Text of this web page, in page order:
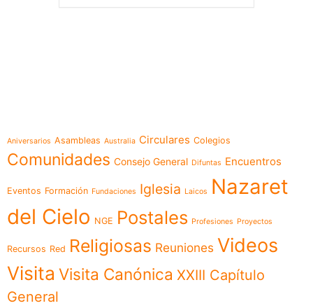
Aniversarios Asambleas Australia Circulares Colegios
Comunidades Consejo General Difuntas Encuentros
Eventos Formación Fundaciones Iglesia Laicos
Nazaret
del Cielo NGE Postales Profesiones Proyectos
Recursos Red Religiosas Reuniones Videos
Visita Visita Canónica XXIII Capítulo
General